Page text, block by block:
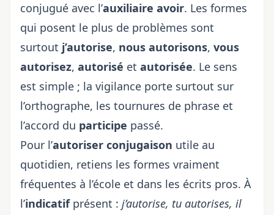
conjugué avec l’auxiliaire avoir. Les formes
qui posent le plus de problèmes sont
surtout j’autorise, nous autorisons, vous
autorisez, autorisé et autorisée. Le sens
est simple ; la vigilance porte surtout sur
l’orthographe, les tournures de phrase et
l’accord du participe passé.
Pour l’autoriser conjugaison utile au
quotidien, retiens les formes vraiment
fréquentes à l’école et dans les écrits pros. À
l’indicatifprésent : j’autorise, tu autorises, il